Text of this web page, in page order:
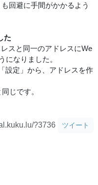
回避に手間がかかるよう
た
スと同一のアドレスにWe
になりました。
設定」から、アドレスを作
じです。
?3736 ツイート